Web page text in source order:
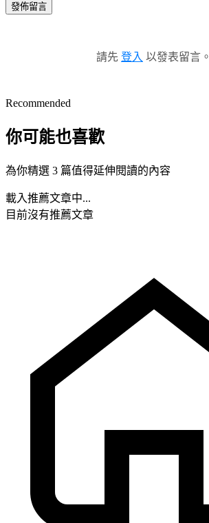
發佈留言
請先 登入 以發表留言。
Recommended
你可能也喜歡
為你精選 3 篇值得延伸閱讀的內容
載入推薦文章中...
目前沒有推薦文章